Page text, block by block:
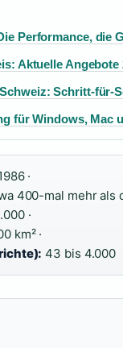
Performance, die
Aktuelle Angebote
Schritt-für-
für Windows, Mac
·
400-mal mehr als
·
km² ·
43 bis 4.000